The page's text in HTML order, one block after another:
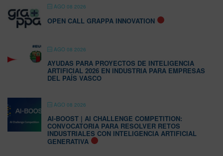
AGO 08 2026
OPEN CALL GRAPPA INNOVATION
AGO 08 2026
AYUDAS PARA PROYECTOS DE INTELIGENCIA
ARTIFICIAL 2026 EN INDUSTRIA PARA EMPRESAS
DEL PAÍS VASCO
AGO 08 2026
AI-BOOST | AI CHALLENGE COMPETITION:
CONVOCATORIA PARA RESOLVER RETOS
INDUSTRIALES CON INTELIGENCIA ARTIFICIAL
GENERATIVA